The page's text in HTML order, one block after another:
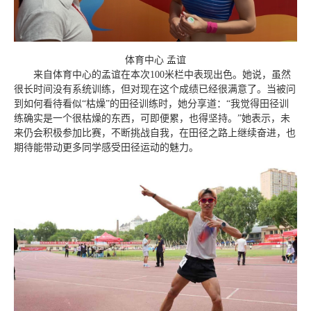
体育中心 孟谊
来自体育中心的孟谊在本次100米栏中表现出色。她说，虽然
很长时间没有系统训练，但对现在这个成绩已经很满意了。当被问
到如何看待看似“枯燥”的田径训练时，她分享道：“我觉得田径训
练确实是一个很枯燥的东西，可即便累，也得坚持。”她表示，未
来仍会积极参加比赛，不断挑战自我，在田径之路上继续奋进，也
期待能带动更多同学感受田径运动的魅力。